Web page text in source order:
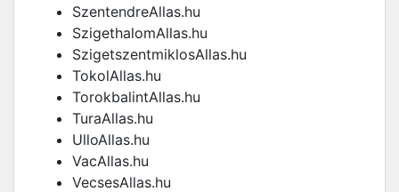
SzentendreAllas.hu
SzigethalomAllas.hu
SzigetszentmiklosAllas.hu
TokolAllas.hu
TorokbalintAllas.hu
TuraAllas.hu
UlloAllas.hu
VacAllas.hu
VecsesAllas.hu